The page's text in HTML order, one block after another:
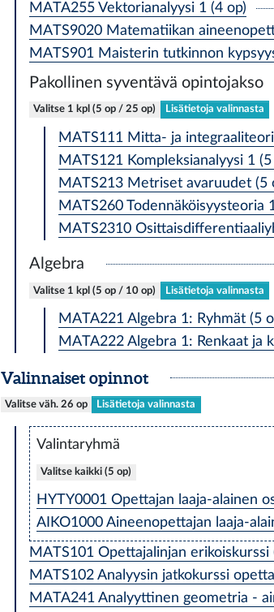
MATA255 Vektorianalyysi 1 (4 op)
MATS9020 Matematiikan
MATS901 Maisterin tutkinnon
Pakollinen syventävä opintojakso
Valitse 1 kpl (5 op / 25 op) Lisätietoja valinnasta
MATS111 Mitta- ja
MATS121 Kompleksianalyysi 1 (5
MATS213 Metriset avaruudet (5
MATS260 Todennäköisyysteoria
MATS2310
Algebra
Valitse 1 kpl (5 op / 10 op) Lisätietoja valinnasta
MATA221 Algebra 1: Ryhmät (5
MATA222 Algebra 1: Renkaat ja
Valinnaiset opinnot
Valitse väh. 26 op Lisätietoja valinnasta
Valintaryhmä
Valitse kaikki (5 op)
HYTY0001 Opettajan laaja-alainen
AIKO1000 Aineenopettajan laaja-
MATS101 Opettajalinjan erikoiskurssi
MATS102 Analyysin jatkokurssi
MATA241 Analyyttinen geometria -